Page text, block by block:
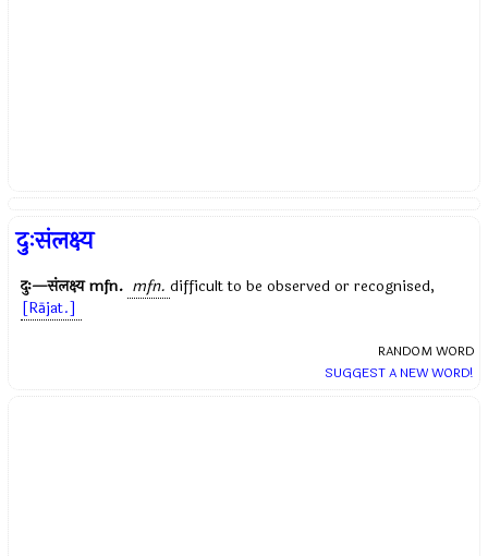
दुःसंलक्ष्य
दुः—संलक्ष्यmfn. mfn. difficult to be observed or recognised,
[Rājat.]
RANDOM WORD
SUGGEST A NEW WORD!